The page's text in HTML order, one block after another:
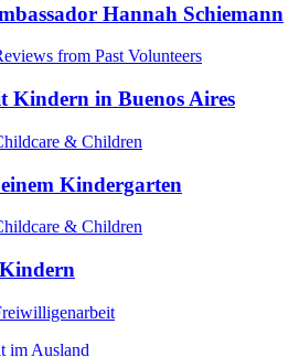
Hannah Schiemann
from Past Volunteers
Kindern in Buenos Aires
& Children
Kindergarten
& Children